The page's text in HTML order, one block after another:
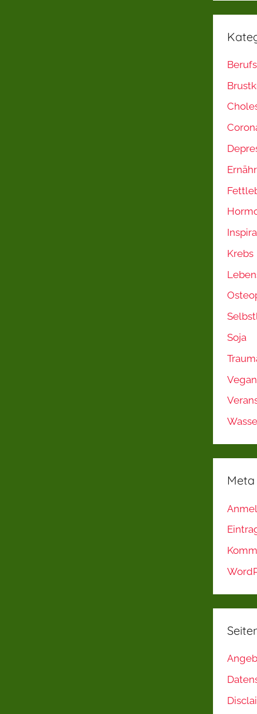
Krebs
Soja
Meta